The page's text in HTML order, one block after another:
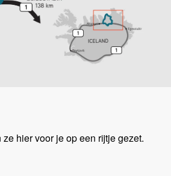
hier voor je op een rijtje gezet.